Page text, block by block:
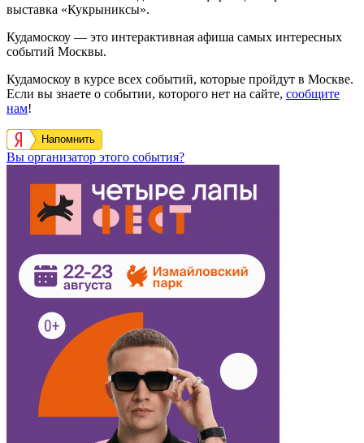
выставка «Кукрыниксы».
Кудамоскоу — это интерактивная афиша самых интересных
событий Москвы.
Кудамоскоу в курсе всех событий, которые пройдут в Москве.
Если вы знаете о событии, которого нет на сайте, сообщите
нам!
Напомнить
Вы организатор этого события?